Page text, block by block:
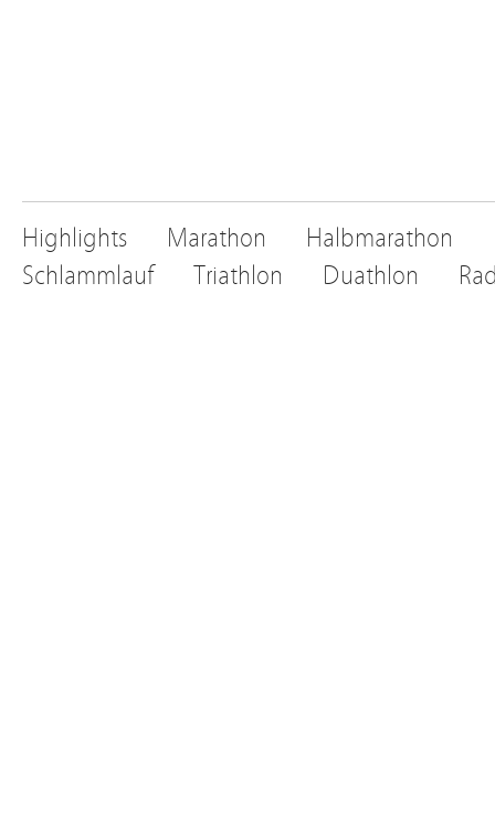
Highlights Marathon Halbmarathon
Schlammlauf
Triathlon Duathlon